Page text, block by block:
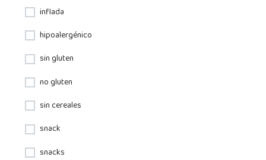
inflada
hipoalergénico
sin gluten
no gluten
sin cereales
snack
snacks